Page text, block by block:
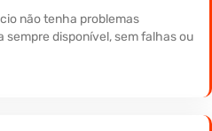
não tenha problemas
sempre disponível, sem falhas ou